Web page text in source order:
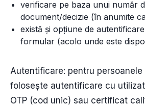
verificare pe baza unui număr
document/decizie (în anumite
există și opțiune de
formular (acolo unde este
Autentificare: pentru persoanele
folosește autentificare cu
OTP (cod unic) sau certificat